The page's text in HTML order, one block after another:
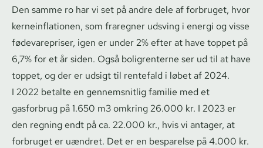
Den samme ro har vi set på andre dele af forbruget, hvor
ker­ne­in­f­la­tio­nen, som fraregner udsving i energi og visse
fødevarepriser, igen er under 2% efter at have toppet på
6,7% for et år siden. Også boligrenterne ser ud til at have
toppet, og der er udsigt til rentefald i løbet af 2024.
I 2022 betalte en gennemsnitlig familie med et
gasforbrug på 1.650 m3 omkring 26.000 kr. I 2023 er
den regning endt på ca. 22.000 kr., hvis vi antager, at
forbruget er uændret. Det er en besparelse på 4.000 kr.